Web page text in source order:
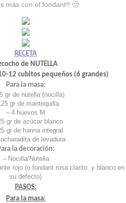
más con el fondant!! 🙂
RECETA
de NUTELLA
12 cubitos pequeños (6 grandes)
Para la masa:
gr de nutella (nocilla)
gr de mantequilla
– 4 huevos M
gr de azúcar blanco
gr de harina integral
de levadura
la decoración:
– Nocilla/Nutella
rojo (o fondant rosa clarito, y blanco en
su defecto)
PASOS:
Para la masa: